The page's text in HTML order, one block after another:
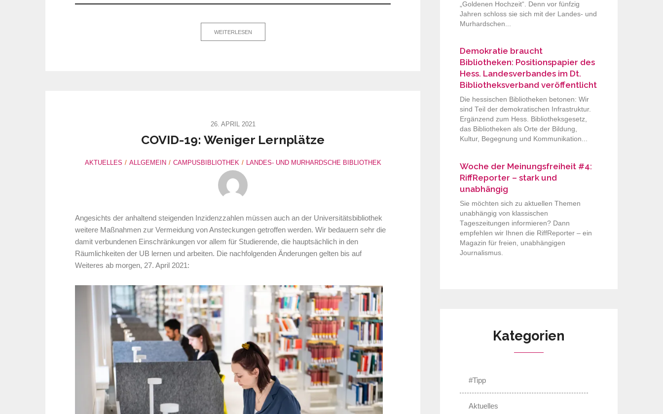
WEITERLESEN
26. APRIL 2021
COVID-19: Weniger Lernplätze
AKTUELLES ALLGEMEIN CAMPUSBIBLIOTHEK LANDES- UND MURHARDSCHE BIBLIOTHEK
Angesichts der anhaltend steigenden Inzidenzzahlen müssen auch an der Universitätsbibliothek
weitere Maßnahmen zur Vermeidung von Ansteckungen getroffen werden. Wir bedauern sehr die
damit verbundenen Einschränkungen vor allem für Studierende, die hauptsächlich in den
Räumlichkeiten der UB lernen und arbeiten. Die nachfolgenden Änderungen gelten bis auf
Weiteres ab morgen, 27. April 2021:
„Goldenen Hochzeit“. Denn vor fünfzig
Jahren schloss sie sich mit der Landes- und
Murhardschen...
Demokratie braucht
Bibliotheken: Positionspapier des
Hess. Landesverbandes im Dt.
Bibliotheksverband veröffentlicht
Die hessischen Bibliotheken betonen: Wir
sind Teil der demokratischen Infrastruktur.
Ergänzend zum Hess. Bibliotheksgesetz,
das Bibliotheken als Orte der Bildung,
Kultur, Begegnung und Kommunikation...
Woche der Meinungsfreiheit #4:
RiffReporter – stark und
unabhängig
Sie möchten sich zu aktuellen Themen
unabhängig von klassischen
Tageszeitungen informieren? Dann
empfehlen wir Ihnen die RiffReporter – ein
Magazin für freien, unabhängigen
Journalismus.
Kategorien
#Tipp
Aktuelles